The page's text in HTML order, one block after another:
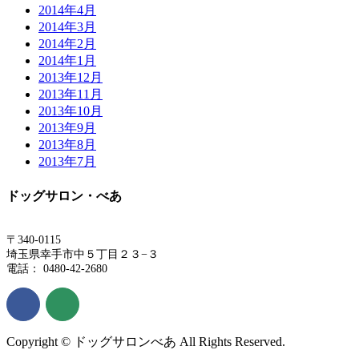
2014年4月
2014年3月
2014年2月
2014年1月
2013年12月
2013年11月
2013年10月
2013年9月
2013年8月
2013年7月
ドッグサロン・べあ
〒340-0115
埼玉県幸手市中５丁目２３−３
電話： 0480-42-2680
Copyright © ドッグサロンべあ All Rights Reserved.